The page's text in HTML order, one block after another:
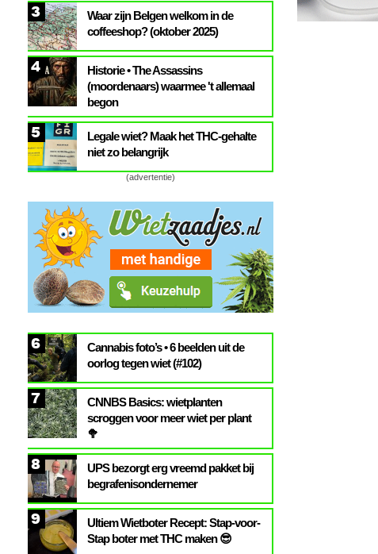
3
Waar zijn Belgen welkom in de
coffeeshop? (oktober 2025)
4
Historie • The Assassins
(moordenaars) waarmee 't allemaal
begon
5
Legale wiet? Maak het THC-gehalte
niet zo belangrijk
(advertentie)
6
Cannabis foto’s • 6 beelden uit de
oorlog tegen wiet (#102)
7
CNNBS Basics: wietplanten
scroggen voor meer wiet per plant
🥦
8
UPS bezorgt erg vreemd pakket bij
begrafenisondernemer
9
Ultiem Wietboter Recept: Stap-voor-
Stap boter met THC maken 😎